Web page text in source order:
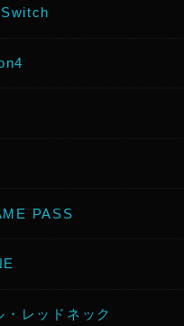
PASS
・レッドネック